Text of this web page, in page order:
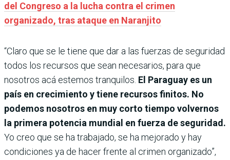
del Congreso a la lucha contra el crimen
organizado, tras ataque en Naranjito
“Claro que se le tiene que dar a las fuerzas de seguridad
todos los recursos que sean necesarios, para que
nosotros acá estemos tranquilos. El Paraguay es un
país en crecimiento y tiene recursos finitos. No
podemos nosotros en muy corto tiempo volvernos
la primera potencia mundial en fuerza de seguridad.
Yo creo que se ha trabajado, se ha mejorado y hay
condiciones ya de hacer frente al crimen organizado”,